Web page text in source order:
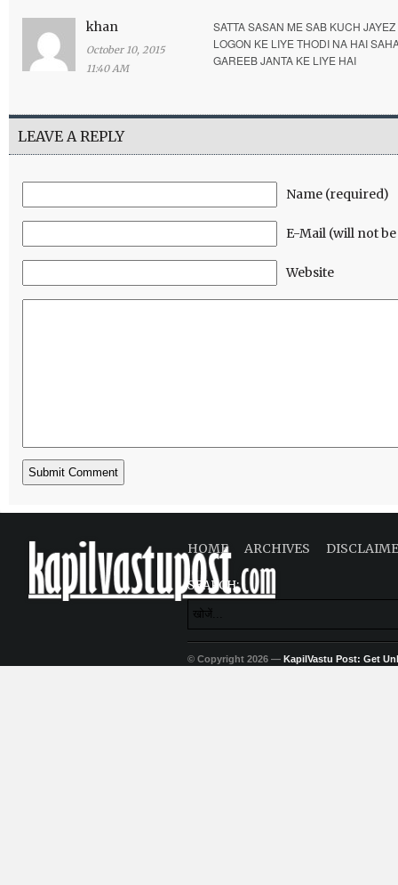
khan
October 10, 2015
11:40 AM
SATTA SASAN ME SAB KUCH
LOGON KE LIYE THODI NA HAI
GAREEB JANTA KE LIYE HAI
LEAVE A REPLY
Name (required)
E-Mail (will not
Website
HOME ARCHIVES
SEARCH:
© Copyright 2026 — KapilVastu Post: Get